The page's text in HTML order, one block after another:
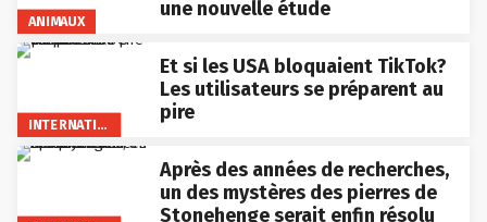
ANIMAUX
une nouvelle étude
INTERNATIONAL
Et si les USA bloquaient TikTok?
Les utilisateurs se préparent au
pire
Après des années de recherches,
un des mystères des pierres de
Stonehenge serait enfin résolu